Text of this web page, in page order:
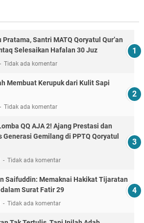
Pratama, Santri MATQ Qoryatul Qur’an
Selesaikan Hafalan 30 Juz
Tidak ada komentar
Membuat Kerupuk dari Kulit Sapi
Tidak ada komentar
QQ AJA 2! Ajang Prestasi dan
Generasi Gemilang di PPTQ Qoryatul
Tidak ada komentar
Saifuddin: Memaknai Hakikat Tijaratan
Surat Fatir 29
Tidak ada komentar